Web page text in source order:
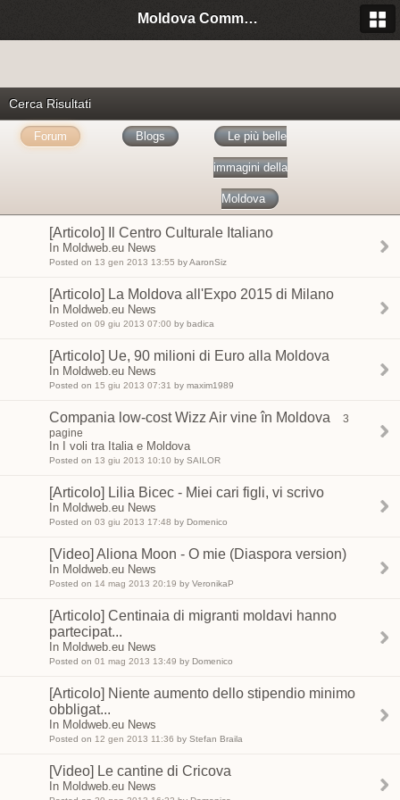
Moldova Community Italia
Cerca Risultati
Forum Blogs Le più belle
immagini della
Moldova
[Articolo] Il Centro Culturale Italiano
In Moldweb.eu News
Posted on 13 gen 2013 13:55 by AaronSiz
[Articolo] La Moldova all'Expo 2015 di Milano
In Moldweb.eu News
Posted on 09 giu 2013 07:00 by badica
[Articolo] Ue, 90 milioni di Euro alla Moldova
In Moldweb.eu News
Posted on 15 giu 2013 07:31 by maxim1989
Compania low-cost Wizz Air vine în Moldova
3
pagine
In I voli tra Italia e Moldova
Posted on 13 giu 2013 10:10 by SAILOR
[Articolo] Lilia Bicec - Miei cari figli, vi scrivo
In Moldweb.eu News
Posted on 03 giu 2013 17:48 by Domenico
[Video] Aliona Moon - O mie (Diaspora version)
In Moldweb.eu News
Posted on 14 mag 2013 20:19 by VeronikaP
[Articolo] Centinaia di migranti moldavi hanno
partecipat...
In Moldweb.eu News
Posted on 01 mag 2013 13:49 by Domenico
[Articolo] Niente aumento dello stipendio minimo
obbligat...
In Moldweb.eu News
Posted on 12 gen 2013 11:36 by Stefan Braila
[Video] Le cantine di Cricova
In Moldweb.eu News